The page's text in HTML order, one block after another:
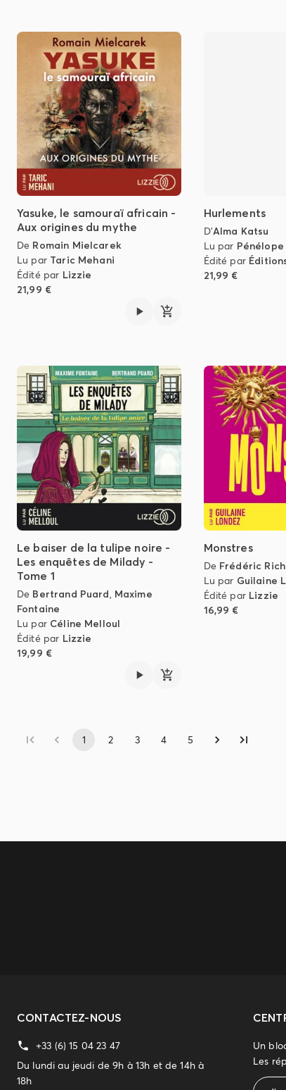
Yasuke, le samouraï africain -
Aux origines du mythe
De Romain Mielcarek
Lu par Taric Mehani
Édité par Lizzie
21,99 €
Hurlements
D'Alma Katsu
Lu par
Édité par
21,99 €
Le baiser de la tulipe noire -
Les enquêtes de Milady -
Tome 1
De Bertrand Puard, Maxime
Fontaine
Lu par Céline Melloul
Édité par Lizzie
19,99 €
Monstres
De Frédéric
Lu par Guilaine
Édité par Lizzie
16,99 €
1 2 3 4 5
CONTACTEZ-NOUS
+33 (6) 15 04 23 47
Du lundi au jeudi de 9h à 13h et de 14h à
18h
Un
Les